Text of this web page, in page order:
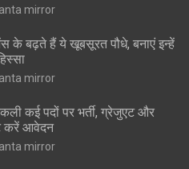
mirror
के बढ़ते हैं ये खूबसूरत पौधे, बनाएं इन्‍हें
mirror
कई पदों पर भर्ती, ग्रेजुएट और
करें आवेदन
mirror